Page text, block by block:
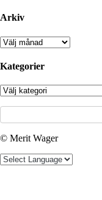
Arkiv
Arkiv
Kategorier
Kategorier
© Merit Wager